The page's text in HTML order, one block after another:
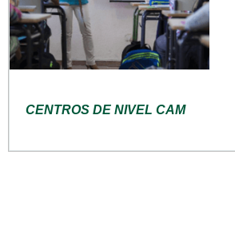
CENTROS DE NIVEL CAM